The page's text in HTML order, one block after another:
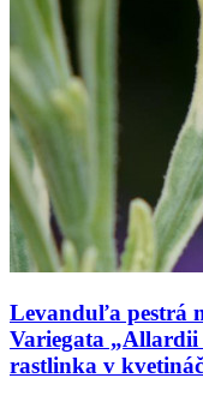
Levanduľa pestrá
Variegata
rastlinka v